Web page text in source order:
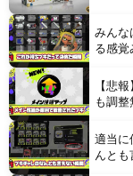
Powered by livedoor 相互
みんな
る感覚
【悲
も調整
適当に
んと